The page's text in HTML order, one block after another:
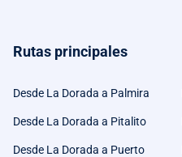
Rutas principales
Desde La Dorada a Palmira
Desde La Dorada a Pitalito
Desde La Dorada a Puerto